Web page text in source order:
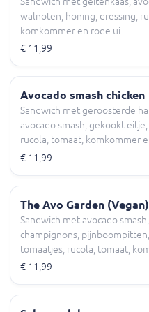
walnoten, honing, dressing,
komkommer en rode ui
€ 11,99
Avocado smash chicken
Sandwich met geroosterde
avocado smash, gekookt
rucola, tomaat, komkommer
€ 11,99
The Avo Garden (Vegan)
Sandwich met avocado
champignons,
tomaatjes, rucola, tomaat,
ui
€ 11,99